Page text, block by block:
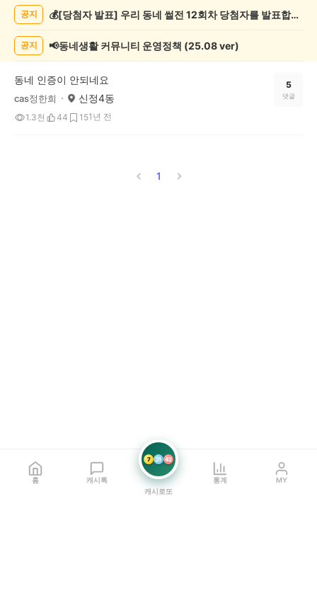
글
공지 💰[당첨자 발표] 우리 동네 썰전 12회차 당첨자를 발표합니다!
공지 📢동네생활 커뮤니티 운영정책 (25.08 ver)
동네 인증이 안되네요
cas정한희 신정4동
1.3천 44 151년 전
5
댓글
1
홈 캐시톡
7 21 42
캐시로또
통계 MY